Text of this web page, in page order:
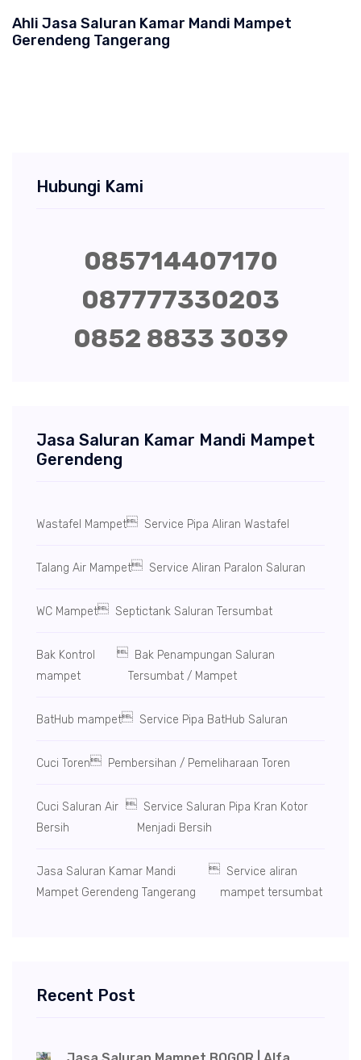
Ahli Jasa Saluran Kamar Mandi Mampet
Gerendeng Tangerang
Hubungi Kami
085714407170
087777330203
0852 8833 3039
Jasa Saluran Kamar Mandi Mampet
Gerendeng
Wastafel Mampet Service Pipa Aliran Wastafel
Talang Air Mampet Service Aliran Paralon Saluran
WC Mampet Septictank Saluran Tersumbat
Bak Kontrol
mampet
 Bak Penampungan Saluran
Tersumbat / Mampet
BatHub mampet Service Pipa BatHub Saluran
Cuci Toren Pembersihan / Pemeliharaan Toren
Cuci Saluran Air
Bersih
Service Saluran Pipa Kran Kotor
Menjadi Bersih
Jasa Saluran Kamar Mandi
Mampet Gerendeng Tangerang
 Service aliran
mampet tersumbat
Recent Post